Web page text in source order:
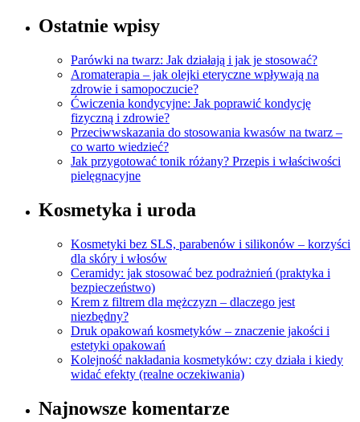
Ostatnie wpisy
Parówki na twarz: Jak działają i jak je stosować?
Aromaterapia – jak olejki eteryczne wpływają na
zdrowie i samopoczucie?
Ćwiczenia kondycyjne: Jak poprawić kondycję
fizyczną i zdrowie?
Przeciwwskazania do stosowania kwasów na twarz –
co warto wiedzieć?
Jak przygotować tonik różany? Przepis i właściwości
pielęgnacyjne
Kosmetyka i uroda
Kosmetyki bez SLS, parabenów i silikonów – korzyści
dla skóry i włosów
Ceramidy: jak stosować bez podrażnień (praktyka i
bezpieczeństwo)
Krem z filtrem dla mężczyzn – dlaczego jest
niezbędny?
Druk opakowań kosmetyków – znaczenie jakości i
estetyki opakowań
Kolejność nakładania kosmetyków: czy działa i kiedy
widać efekty (realne oczekiwania)
Najnowsze komentarze